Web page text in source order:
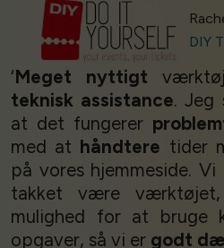
DIY
‘ Meget nyttigt
teknisk assistance.
at det fungerer
med at håndtere tider
på vores hjemmeside. Vi
takket være
mulighed for at bruge
opgaver, så vi er godt